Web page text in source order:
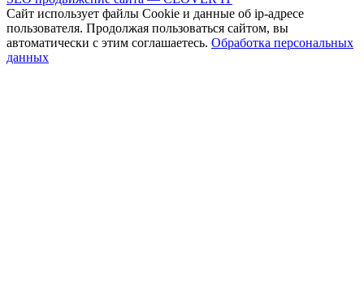
Сайт использует файлы Cookie и данные об ip-адресе
пользователя. Продолжая пользоваться сайтом, вы
автоматически с этим соглашаетесь. Обработка персональных
данных